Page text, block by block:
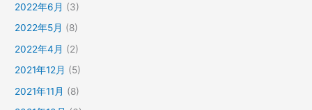
2022年6月 (3)
2022年5月 (8)
2022年4月 (2)
2021年12月 (5)
2021年11月 (8)